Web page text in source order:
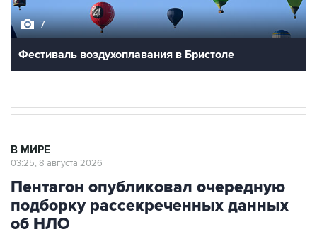
Фестиваль воздухоплавания в Бристоле
Пентагон опубликовал очередную
подборку рассекреченных данных
об НЛО
Москва. 8 августа. INTERFAX.RU - Пентагон